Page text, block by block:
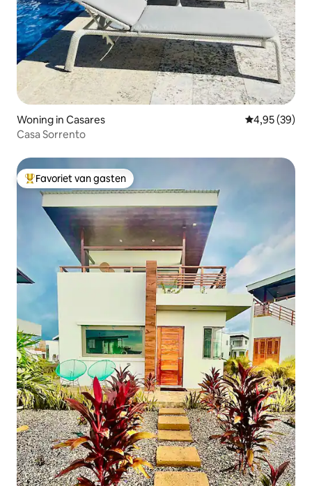
Woning in Casares Gemiddelde
4,95 (39)
Casa Sorrento
Topfavoriet van gasten
Favoriet van gasten